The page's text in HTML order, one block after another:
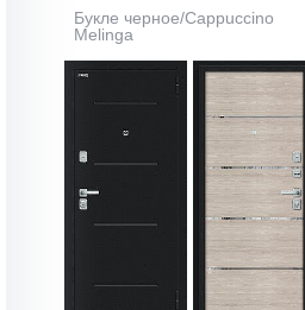
Букле черное/Cappuccino
Melinga